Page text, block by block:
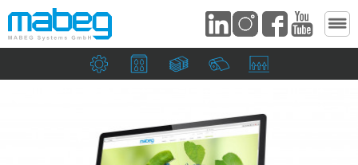
Maschinenbau­unternehmen
Druckereien & Verpackungsindustrie
Banknoten &PapierfabrikenSaugköpfe &